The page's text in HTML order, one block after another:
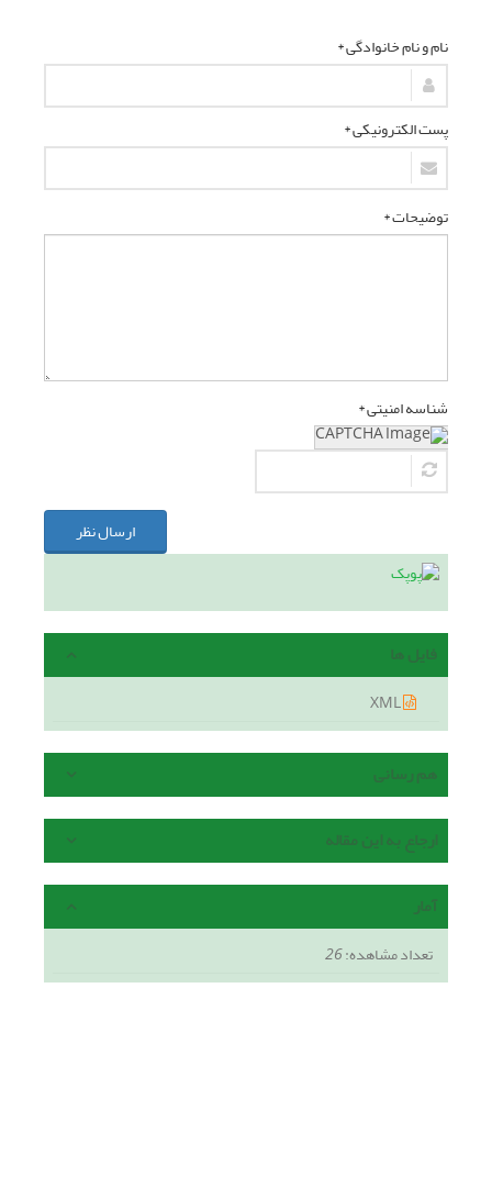
نام و نام خانوادگی *
پست الکترونیکی *
توضیحات *
شناسه امنیتی *
ارسال نظر
فایل ها
هم رسانی
ارجاع به این مقاله
آمار
تعداد مشاهده:26